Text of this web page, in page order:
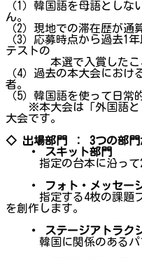
（1）韓国語を母語とし
ん。
（2）現地での滞在歴が通
（3）応募時点から過去1
テストの
本選で入賞したこと
（4）過去の本大会にお
者。
（5）韓国語を使って日常
※本大会は「外国語と
大会です。
◇ 出場部門 ： 3つの部門
・ スキット部門
指定の台本に沿って2
・ フォト・メッセー
指定する4枚の課題フ
を創作します。
・ ステージアトラク
韓国に関係のあるパフ